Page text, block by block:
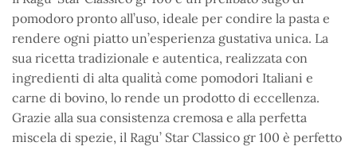
pomodoro pronto all’uso, ideale per condire la pasta e
rendere ogni piatto un’esperienza gustativa unica. La
sua ricetta tradizionale e autentica, realizzata con
ingredienti di alta qualità come pomodori Italiani e
carne di bovino, lo rende un prodotto di eccellenza.
Grazie alla sua consistenza cremosa e alla perfetta
miscela di spezie, il Ragu’ Star Classico gr 100 è perfetto